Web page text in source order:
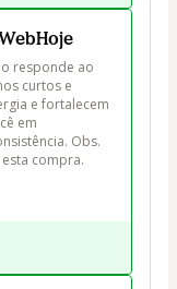
responde ao
curtos e
e fortalecem
em
Obs.
compra.